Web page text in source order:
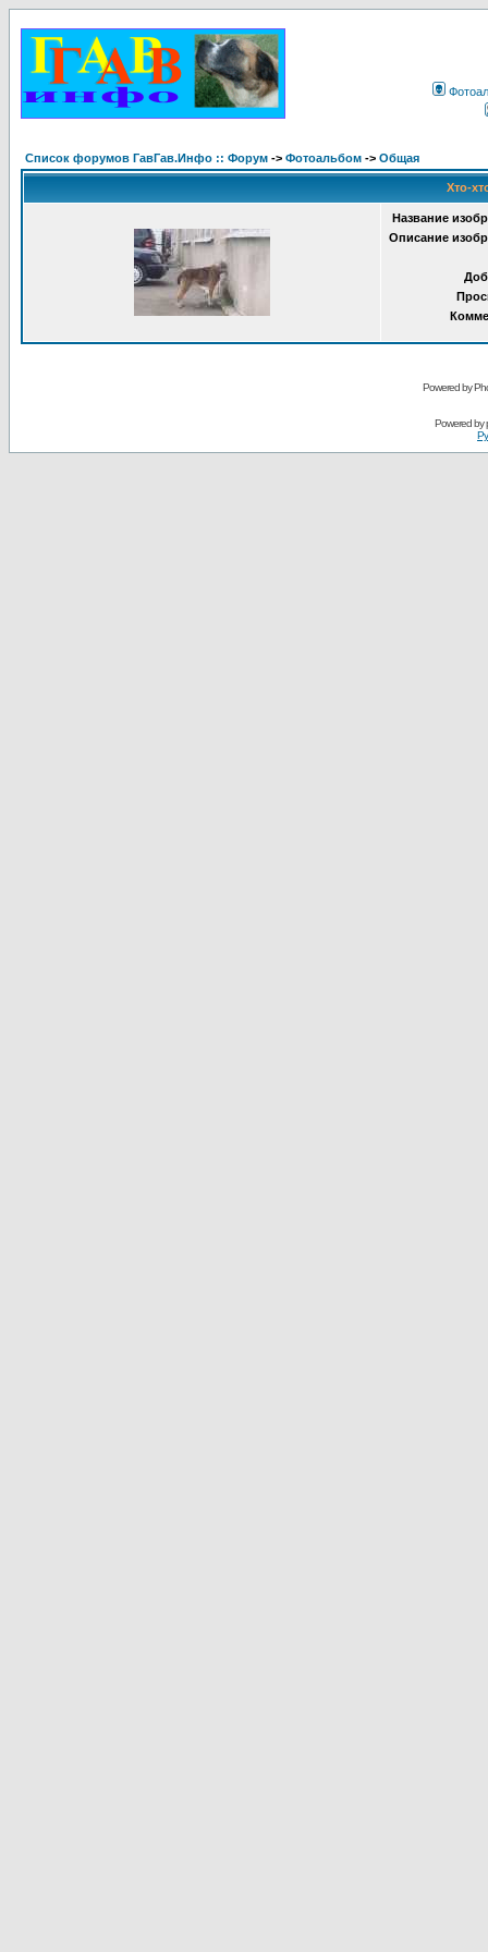
Список форумов ГавГав.Инфо :: Форум -> Фотоальбом -> Общая
Хто-
Название
Описание
Powered by
Powered by